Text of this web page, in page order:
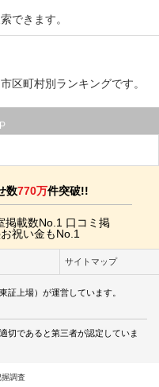
できます。
区町村別ランキングです。
数770万件突破!!
サイトマップ
証上場）が運営しています。
切であると第三者が認定していま
調査